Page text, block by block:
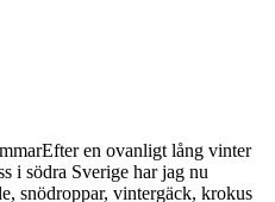
en ovanligt lång vinter
i södra Sverige har jag nu
snödroppar, vintergäck, krokus